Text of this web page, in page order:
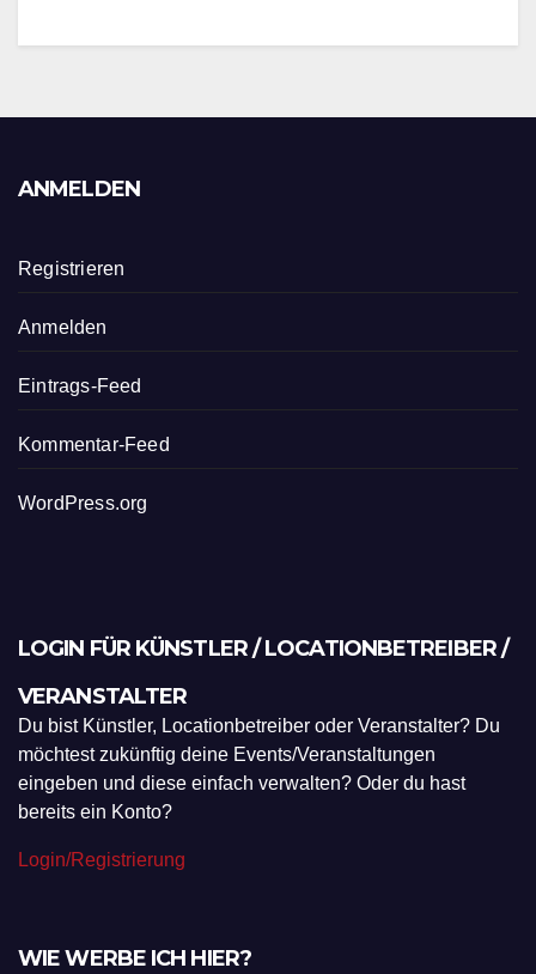
ANMELDEN
Registrieren
Anmelden
Eintrags-Feed
Kommentar-Feed
WordPress.org
LOGIN FÜR KÜNSTLER / LOCATIONBETREIBER /
VERANSTALTER
Du bist Künstler, Locationbetreiber oder Veranstalter? Du
möchtest zukünftig deine Events/Veranstaltungen
eingeben und diese einfach verwalten? Oder du hast
bereits ein Konto?
Login/Registrierung
WIE WERBE ICH HIER?